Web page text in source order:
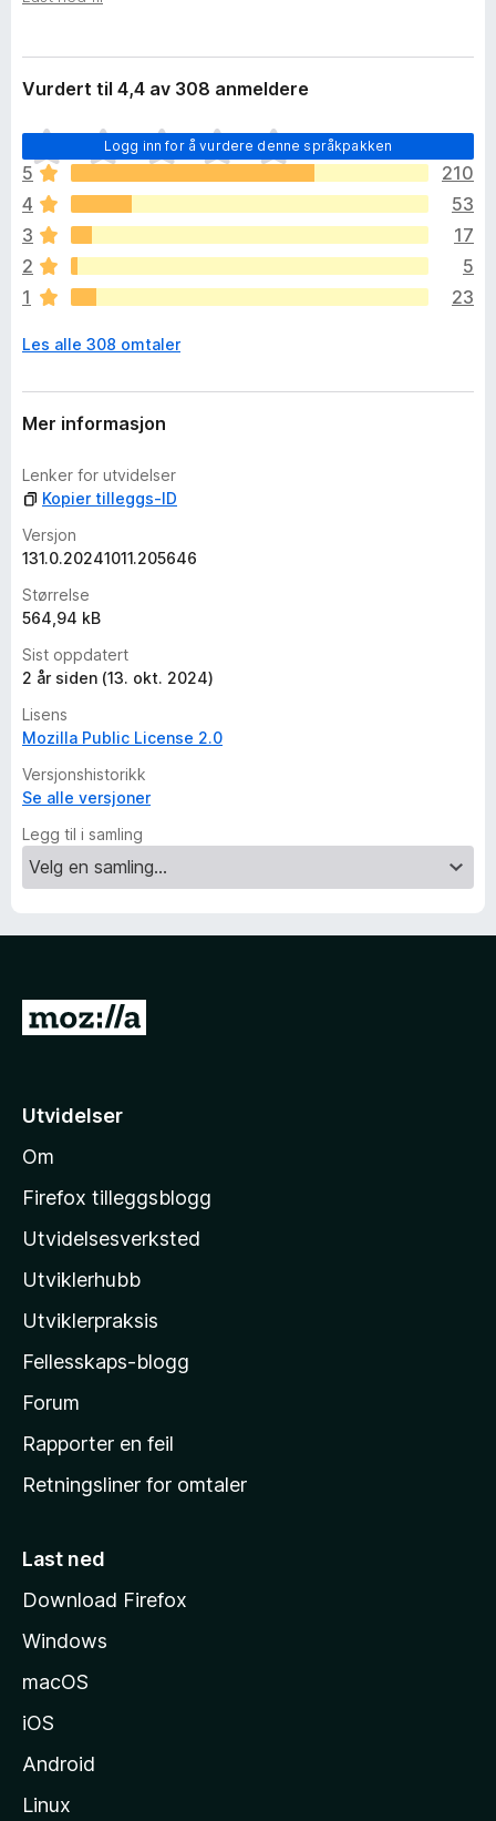
t
l
e
e
r
i
e
l
s
Vurdert til 4,4 av 308 anmeldere
Logg inn for å vurdere denne språkpakken
D
e
t
e
r
n
g
n
u
r
e
n
g
r
e
n
n
5
210
4
53
3
17
2
5
1
23
Les alle 308 omtaler
Mer informasjon
Lenker for utvidelser
Kopier tilleggs-ID
Versjon
131.0.20241011.205646
Størrelse
564,94 kB
Sist oppdatert
2 år siden (13. okt. 2024)
Lisens
Mozilla Public License 2.0
Versjonshistorikk
Se alle versjoner
Legg til i samling
G
i
M
o
l
l
s
h
j
m
e
i
d
Utvidelser
Om
Firefox tilleggsblogg
Utvidelsesverksted
Utviklerhubb
Utviklerpraksis
Fellesskaps-blogg
Forum
Rapporter en feil
Retningsliner for omtaler
Last ned
Download Firefox
Windows
macOS
iOS
Android
Linux